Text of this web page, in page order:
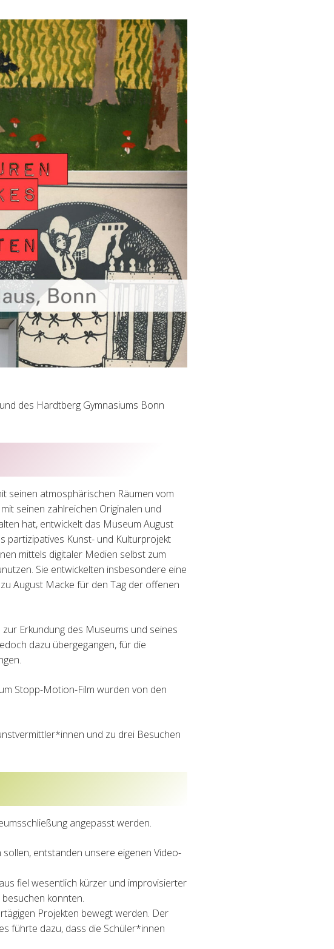
des Hardtberg Gymnasiums Bonn
seinen atmosphärischen Räumen vom
seinen zahlreichen Originalen und
hat, entwickelt das Museum August
partizipatives Kunst- und Kulturprojekt
mittels digitaler Medien selbst zum
Sie entwickelten insbesondere eine
August Macke für den Tag der offenen
Erkundung des Museums und seines
dazu übergegangen, für die
Stopp-Motion-Film wurden von den
und zu drei Besuchen
angepasst werden.
entstanden unsere eigenen Video-
fiel wesentlich kürzer und improvisierter
konnten.
Projekten bewegt werden. Der
führte dazu, dass die Schüler*innen